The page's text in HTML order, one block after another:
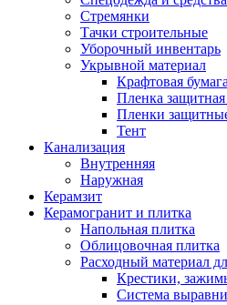
Стремянки
Тачки строительные
Уборочный инвентарь
Укрывной материал
Крафтовая бумага
Пленка защитная
Пленки
Тент
Канализация
Внутренняя
Наружная
Керамзит
Керамогранит и плитка
Напольная плитка
Облицовочная плитка
Расходный материал
Крестики,
Система